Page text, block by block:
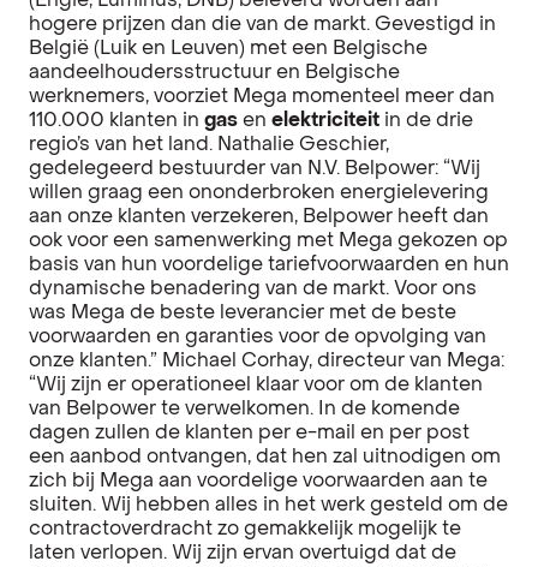
hogere prijzen dan die van de markt. Gevestigd in
België (Luik en Leuven) met een Belgische
aandeelhoudersstructuur en Belgische
werknemers, voorziet Mega momenteel meer dan
110.000 klanten in gas en elektriciteit in de drie
regio’s van het land. Nathalie Geschier,
gedelegeerd bestuurder van N.V. Belpower: “Wij
willen graag een ononderbroken energielevering
aan onze klanten verzekeren, Belpower heeft dan
ook voor een samenwerking met Mega gekozen op
basis van hun voordelige tariefvoorwaarden en hun
dynamische benadering van de markt. Voor ons
was Mega de beste leverancier met de beste
voorwaarden en garanties voor de opvolging van
onze klanten.” Michael Corhay, directeur van Mega:
“Wij zijn er operationeel klaar voor om de klanten
van Belpower te verwelkomen. In de komende
dagen zullen de klanten per e-mail en per post
een aanbod ontvangen, dat hen zal uitnodigen om
zich bij Mega aan voordelige voorwaarden aan te
sluiten. Wij hebben alles in het werk gesteld om de
contractoverdracht zo gemakkelijk mogelijk te
laten verlopen. Wij zijn ervan overtuigd dat de